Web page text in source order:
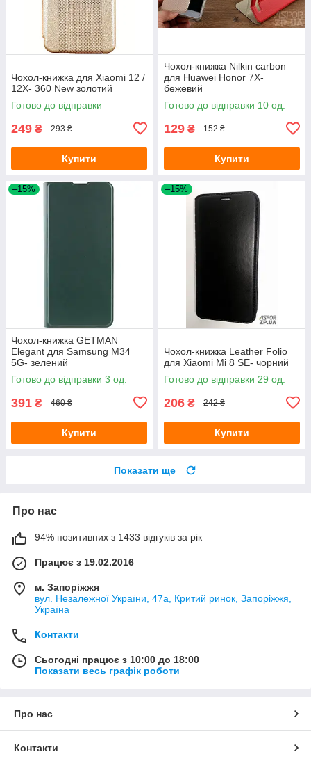
Чохол-книжка для Xiaomi 12 /
12X- 360 New золотий
Готово до відправки
249 ₴ 293 ₴
Купити
Чохол-книжка Nilkin carbon
для Huawei Honor 7X-
бежевий
Готово до відправки 10 од.
129 ₴ 152 ₴
Купити
–15%
Чохол-книжка GETMAN
Elegant для Samsung M34
5G- зелений
Готово до відправки 3 од.
391 ₴ 460 ₴
Купити
–15%
Чохол-книжка Leather Folio
для Xiaomi Mi 8 SE- чорний
Готово до відправки 29 од.
206 ₴ 242 ₴
Купити
Показати ще
Про нас
94% позитивних з 1433 відгуків за рік
Працює з 19.02.2016
м. Запоріжжя
вул. Незалежної України, 47а, Критий ринок, Запоріжжя,
Україна
Контакти
Сьогодні працює з 10:00 до 18:00
Показати весь графік роботи
Про нас
Контакти